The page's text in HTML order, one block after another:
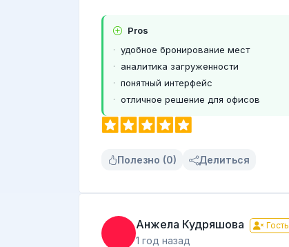
Pros
удобное бронирование мест
аналитика загруженности
понятный интерфейс
отличное решение для офисов
Полезно (0) Делиться
Анжела Кудряшова Гость
1 год назад